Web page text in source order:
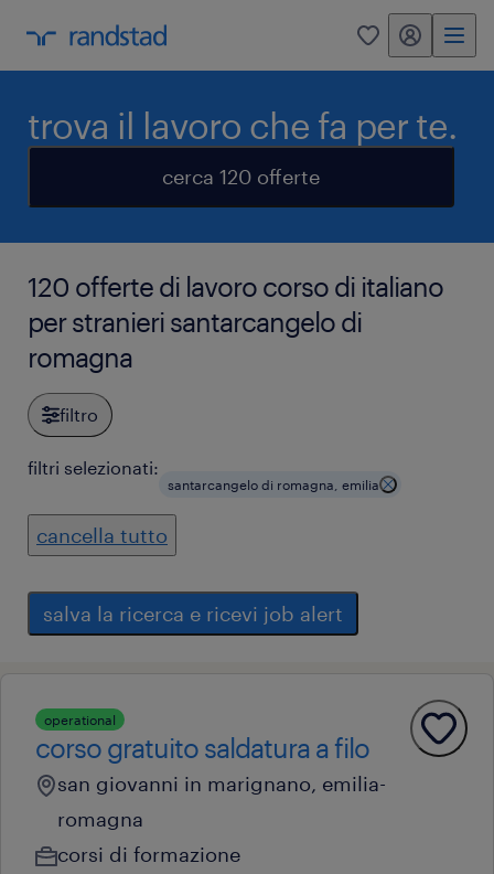
0 my randstad
trova il lavoro che fa per te.
cerca 120 offerte
120 offerte di lavoro corso di italiano
per stranieri santarcangelo di
romagna
filtro
filtri selezionati:
santarcangelo di romagna, emilia
cancella tutto
salva la ricerca e ricevi job alert
operational
corso gratuito saldatura a filo
san giovanni in marignano, emilia-
romagna
corsi di formazione